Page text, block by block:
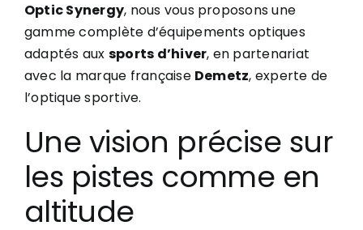
Optic Synergy, nous vous proposons une
gamme complète d’équipements optiques
adaptés aux sports d’hiver, en partenariat
avec la marque française Demetz, experte de
l’optique sportive.
Une vision précise sur
les pistes comme en
altitude